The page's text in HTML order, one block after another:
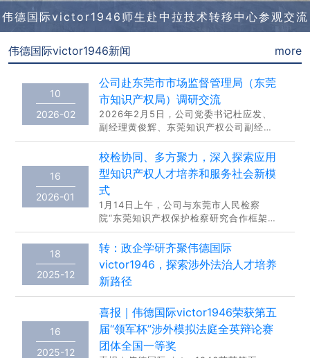
​伟德国际victor1946师生赴中拉技术转移中心参观交流
伟德国际victor1946新闻 more
10
2026-02
公司赴东莞市市场监督管理局（东莞
市知识产权局）调研交流
2026年2月5日，公司党委书记杜应发、
副经理黄俊辉、东莞知识产权公司副经理
龚红兵、知识产权系主任张建超等一行赴
东莞市市场监督管理局（知识产权局）
（以下简称“市监局”）开展调研交流。市
监局党组成员、副局长杜江，市知识产权
保护中心主任何汉标，知识产权促进科科
长邹杰，知识产权保护科科长何建忠，质
量发展科科长王职奕，知识产权保护中心
综合管理部部长叶妍婉参加调研座谈。杜
江副局长对公司的到访表示欢迎，详细介
绍...
16
2026-01
校检协同、多方聚力，深入探索应用
型知识产权人才培养和服务社会新模
式
1月14日上午，公司与东莞市人民检察
院“东莞知识产权保护检察研究合作框架协
议”签约仪式暨“东莞潮玩产业知识产权保
护”研讨会在东莞市检察院顺利举行。公司
党委委员、副董事长徐勇军以及​伟德国际
victor1946杜应发、黄俊辉、罗兆婧、张
建超等院系领导，市检察公司党组书记、
检察长沈丙友，副检察长林丽芬等主要领
导出席本次活动。此外，参加本次活动的
还有市市场监督管理局、东莞海关、市委
宣传部（市版权局）、市公安局等相关单
位负...
18
2025-12
转：政企学研齐聚伟德国际
victor1946，探索涉外法治人才培养
新路径
16
2025-12
喜报｜​伟德国际victor1946荣获第五
届“领军杯”涉外模拟法庭全英辩论赛
团体全国一等奖